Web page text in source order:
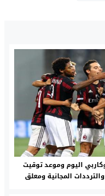
وكاربي اليوم وموعد توقيت
المجانية ومعلق